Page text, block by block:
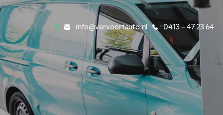
info@vervoortauto.nl 0413 – 47 23 64